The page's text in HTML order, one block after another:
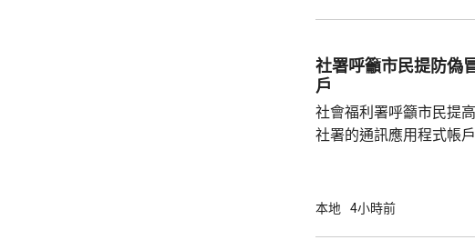
捕。
社署呼籲市民提防偽
戶
社會福利署呼籲市民提
社署的通訊應用程式帳
內的不明連結，以盗取
本地 4小時前